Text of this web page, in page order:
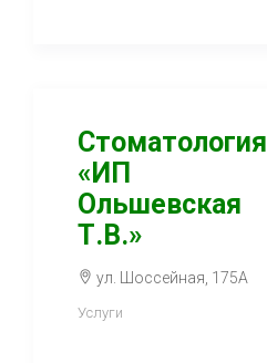
Стоматология
«ИП
Ольшевская
Т.В.»
ул. Шоссейная, 175А
Услуги